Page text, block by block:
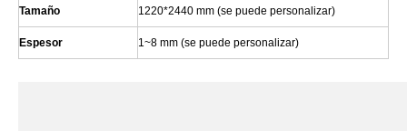
Tamaño 1220*2440 mm (se puede personalizar)
Espesor 1~8 mm (se puede personalizar)